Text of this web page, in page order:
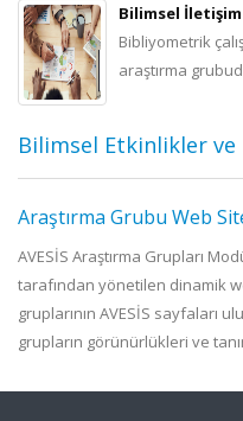
Bilimsel İletişim
Bibliyometrik
araştırma
Bilimsel Etkinlikler
Araştırma Grubu Web
AVESİS Araştırma Grupları
tarafından yönetilen dinamik
gruplarının AVESİS sayfaları
grupların görünürlükleri ve